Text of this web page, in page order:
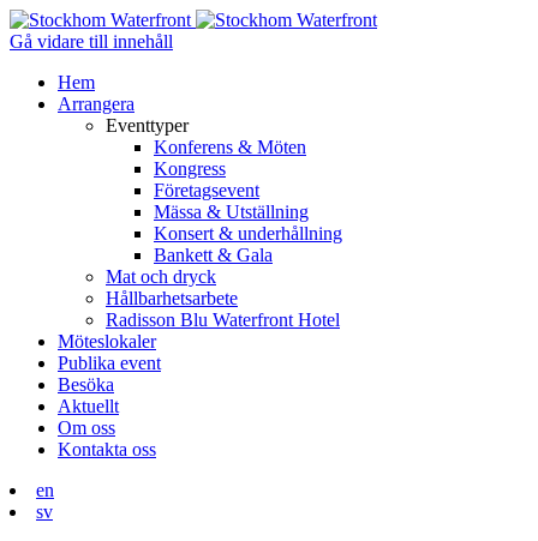
Gå vidare till innehåll
Hem
Arrangera
Eventtyper
Konferens & Möten
Kongress
Företagsevent
Mässa & Utställning
Konsert & underhållning
Bankett & Gala
Mat och dryck
Hållbarhetsarbete
Radisson Blu Waterfront Hotel
Möteslokaler
Publika event
Besöka
Aktuellt
Om oss
Kontakta oss
en
sv